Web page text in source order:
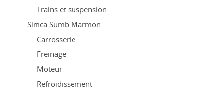
Trains et suspension
Simca Sumb Marmon
Carrosserie
Freinage
Moteur
Refroidissement